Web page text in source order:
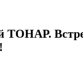
ТОНАР.